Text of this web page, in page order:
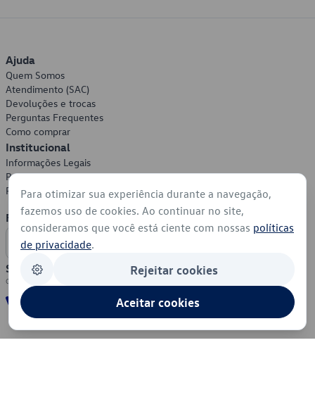
Ajuda
Quem Somos
Atendimento (SAC)
Devoluções e trocas
Perguntas Frequentes
Como comprar
Institucional
Informações Legais
Política de Privacidade
Política de Cookies
Formas de Pagamento
Segurança
Para otimizar sua experiência durante a navegação,
fazemos uso de cookies. Ao continuar no site,
consideramos que você está ciente com nossas políticas
de privacidade.
Rejeitar cookies
Aceitar cookies